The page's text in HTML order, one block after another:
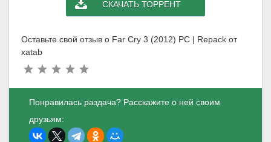
СКАЧАТЬ ТОРРЕНТ
Оставьте свой отзыв о Far Cry 3 (2012) PC | Repack от
xatab
Понравилась раздача? Расскажите о ней своим
друзьям: